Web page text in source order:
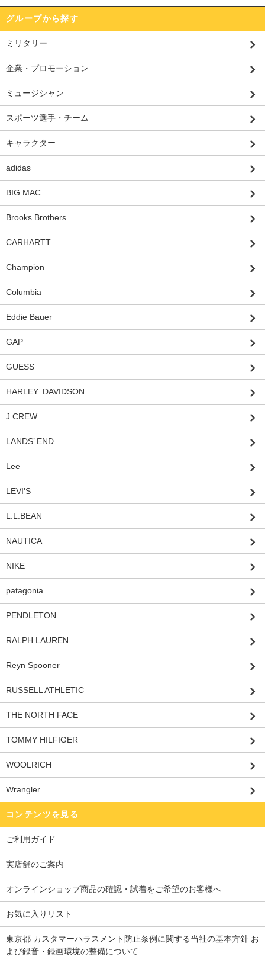
グループから探す
ミリタリー
企業・プロモーション
ミュージシャン
スポーツ選手・チーム
キャラクター
adidas
BIG MAC
Brooks Brothers
CARHARTT
Champion
Columbia
Eddie Bauer
GAP
GUESS
HARLEYｰDAVIDSON
J.CREW
LANDS’ END
Lee
LEVI'S
L.L.BEAN
NAUTICA
NIKE
patagonia
PENDLETON
RALPH LAUREN
Reyn Spooner
RUSSELL ATHLETIC
THE NORTH FACE
TOMMY HILFIGER
WOOLRICH
Wrangler
コンテンツを見る
ご利用ガイド
実店舗のご案内
オンラインショップ商品の確認・試着をご希望のお客様へ
お気に入りリスト
東京都 カスタマーハラスメント防止条例に関する当社の基本方針 お
よび録音・録画環境の整備について